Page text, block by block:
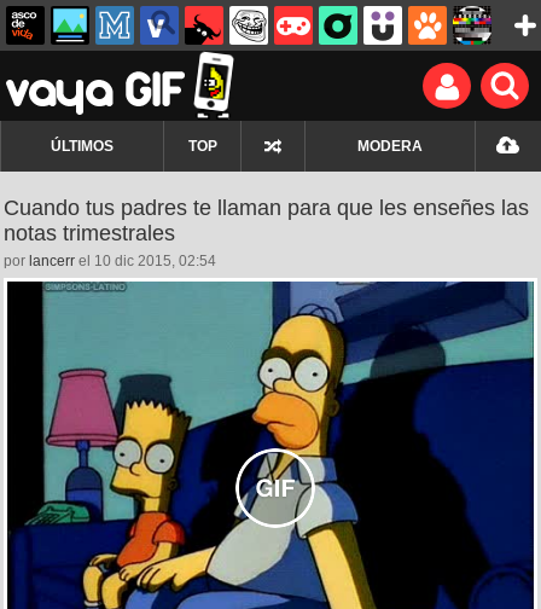
ÚLTIMOS TOP MODERA
Cuando tus padres te llaman para que les enseñes las
notas trimestrales
por lancerr el 10 dic 2015, 02:54